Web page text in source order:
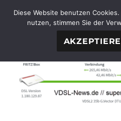
FTTH-News.de
Diese Website benutzen
nutzen, stimmen Sie der